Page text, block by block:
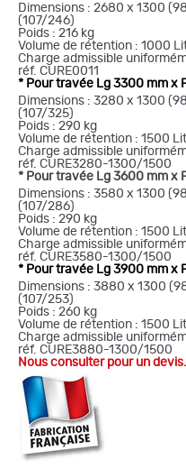
Dimensions : 2680 x 1300
(107/246)
Poids : 216 kg
Volume de rétention : 1000
Charge admissible
réf. CURE0011
* Pour travée Lg 3300 mm x
Dimensions : 3280 x 1300
(107/325)
Poids : 290 kg
Volume de rétention : 1500
Charge admissible
réf. CURE3280-1300/1500
* Pour travée Lg 3600 mm x
Dimensions : 3580 x 1300
(107/286)
Poids : 290 kg
Volume de rétention : 1500
Charge admissible
réf. CURE3580-1300/1500
* Pour travée Lg 3900 mm x
Dimensions : 3880 x 1300
(107/253)
Poids : 260 kg
Volume de rétention : 1500
Charge admissible
réf. CURE3880-1300/1500
Nous consulter pour un devis.